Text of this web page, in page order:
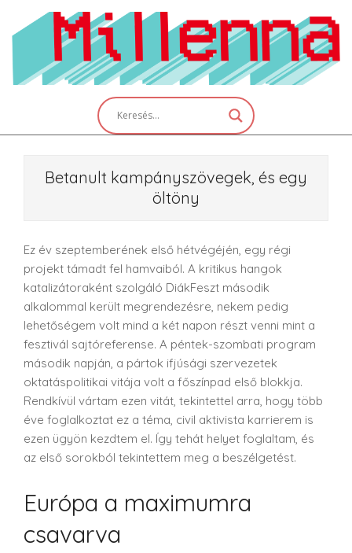
content
Betanult kampányszövegek, és egy
öltöny
Ez év szeptemberének első hétvégéjén, egy régi
projekt támadt fel hamvaiból. A kritikus hangok
katalizátoraként szolgáló DiákFeszt második
alkalommal került megrendezésre, nekem pedig
lehetőségem volt mind a két napon részt venni mint a
fesztivál sajtóreferense. A péntek-szombati program
második napján, a pártok ifjúsági szervezetek
oktatáspolitikai vitája volt a főszínpad első blokkja.
Rendkívül vártam ezen vitát, tekintettel arra, hogy több
éve foglalkoztat ez a téma, civil aktivista karrierem is
ezen ügyön kezdtem el. Így tehát helyet foglaltam, és
az első sorokból tekintettem meg a beszélgetést.
Európa a maximumra
csavarva